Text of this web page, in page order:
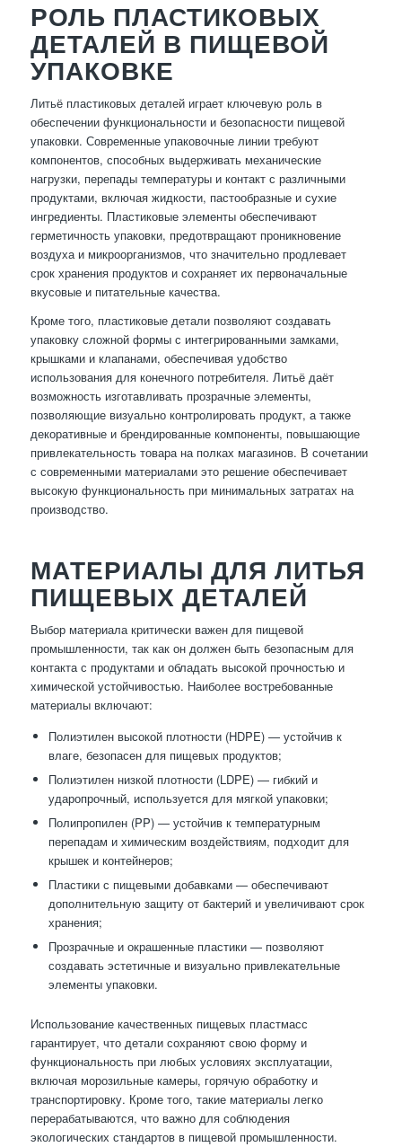
РОЛЬ ПЛАСТИКОВЫХ
ДЕТАЛЕЙ В ПИЩЕВОЙ
УПАКОВКЕ
Литьё пластиковых деталей играет ключевую роль в
обеспечении функциональности и безопасности пищевой
упаковки. Современные упаковочные линии требуют
компонентов, способных выдерживать механические
нагрузки, перепады температуры и контакт с различными
продуктами, включая жидкости, пастообразные и сухие
ингредиенты. Пластиковые элементы обеспечивают
герметичность упаковки, предотвращают проникновение
воздуха и микроорганизмов, что значительно продлевает
срок хранения продуктов и сохраняет их первоначальные
вкусовые и питательные качества.
Кроме того, пластиковые детали позволяют создавать
упаковку сложной формы с интегрированными замками,
крышками и клапанами, обеспечивая удобство
использования для конечного потребителя. Литьё даёт
возможность изготавливать прозрачные элементы,
позволяющие визуально контролировать продукт, а также
декоративные и брендированные компоненты, повышающие
привлекательность товара на полках магазинов. В сочетании
с современными материалами это решение обеспечивает
высокую функциональность при минимальных затратах на
производство.
МАТЕРИАЛЫ ДЛЯ ЛИТЬЯ
ПИЩЕВЫХ ДЕТАЛЕЙ
Выбор материала критически важен для пищевой
промышленности, так как он должен быть безопасным для
контакта с продуктами и обладать высокой прочностью и
химической устойчивостью. Наиболее востребованные
материалы включают:
Полиэтилен высокой плотности (HDPE) — устойчив к
влаге, безопасен для пищевых продуктов;
Полиэтилен низкой плотности (LDPE) — гибкий и
ударопрочный, используется для мягкой упаковки;
Полипропилен (PP) — устойчив к температурным
перепадам и химическим воздействиям, подходит для
крышек и контейнеров;
Пластики с пищевыми добавками — обеспечивают
дополнительную защиту от бактерий и увеличивают срок
хранения;
Прозрачные и окрашенные пластики — позволяют
создавать эстетичные и визуально привлекательные
элементы упаковки.
Использование качественных пищевых пластмасс
гарантирует, что детали сохраняют свою форму и
функциональность при любых условиях эксплуатации,
включая морозильные камеры, горячую обработку и
транспортировку. Кроме того, такие материалы легко
перерабатываются, что важно для соблюдения
экологических стандартов в пищевой промышленности.